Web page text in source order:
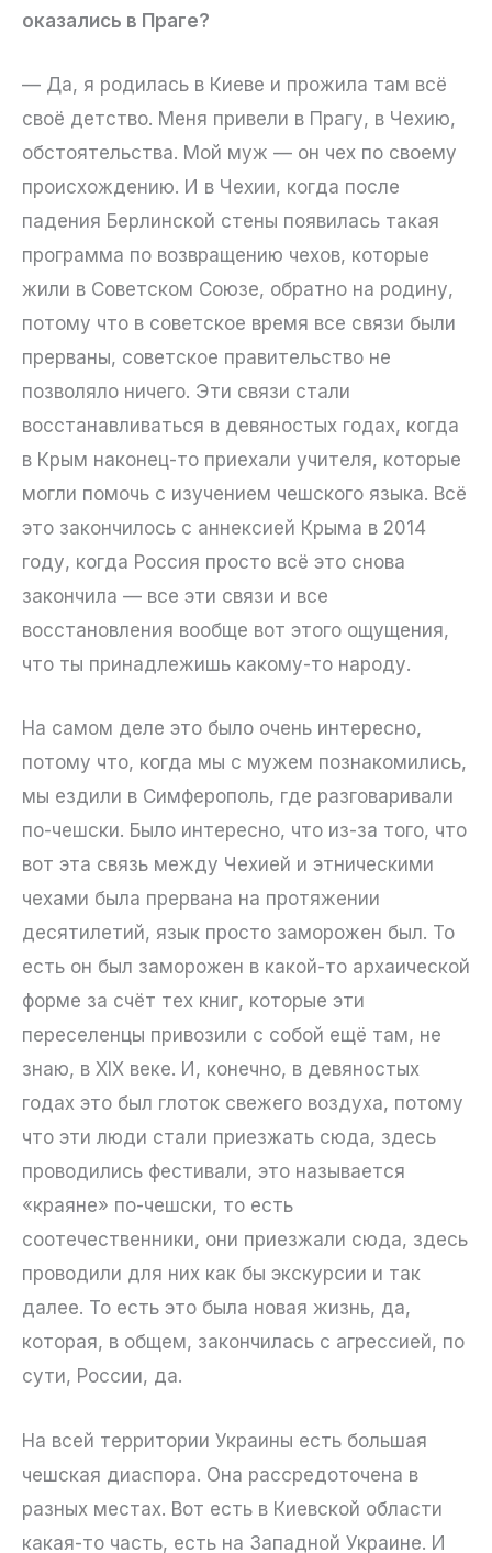
оказались в Праге?
— Да, я родилась в Киеве и прожила там всё
своё детство. Меня привели в Прагу, в Чехию,
обстоятельства. Мой муж — он чех по своему
происхождению. И в Чехии, когда после
падения Берлинской стены появилась такая
программа по возвращению чехов, которые
жили в Советском Союзе, обратно на родину,
потому что в советское время все связи были
прерваны, советское правительство не
позволяло ничего. Эти связи стали
восстанавливаться в девяностых годах, когда
в Крым наконец-то приехали учителя, которые
могли помочь с изучением чешского языка. Всё
это закончилось с аннексией Крыма в 2014
году, когда Россия просто всё это снова
закончила — все эти связи и все
восстановления вообще вот этого ощущения,
что ты принадлежишь какому-то народу.
На самом деле это было очень интересно,
потому что, когда мы с мужем познакомились,
мы ездили в Симферополь, где разговаривали
по-чешски. Было интересно, что из-за того, что
вот эта связь между Чехией и этническими
чехами была прервана на протяжении
десятилетий, язык просто заморожен был. То
есть он был заморожен в какой-то архаической
форме за счёт тех книг, которые эти
переселенцы привозили с собой ещё там, не
знаю, в XIX веке. И, конечно, в девяностых
годах это был глоток свежего воздуха, потому
что эти люди стали приезжать сюда, здесь
проводились фестивали, это называется
«краяне» по-чешски, то есть
соотечественники, они приезжали сюда, здесь
проводили для них как бы экскурсии и так
далее. То есть это была новая жизнь, да,
которая, в общем, закончилась с агрессией, по
сути, России, да.
На всей территории Украины есть большая
чешская диаспора. Она рассредоточена в
разных местах. Вот есть в Киевской области
какая-то часть, есть на Западной Украине. И